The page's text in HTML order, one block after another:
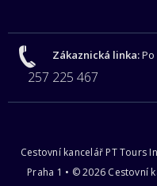
Zákaznická linka:Po
257 225 467
Cestovní kancelář PT Tours
Praha 1 • © 2026 Cestovní